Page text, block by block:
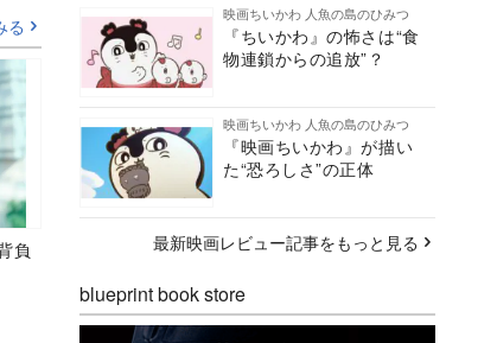
る
負
映画ちいかわ 人魚の島のひみつ
『ちいかわ』の怖さは“食
物連鎖からの追放”？
映画ちいかわ 人魚の島のひみつ
『映画ちいかわ』が描い
た“恐ろしさ”の正体
最新映画レビュー記事をもっと見る
blueprint book store